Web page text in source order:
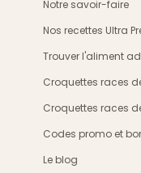
Notre savoir-faire
Nos recettes Ultra
Trouver l'aliment
Croquettes races
Croquettes races
Codes promo et
Le blog